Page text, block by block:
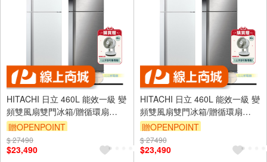
HITACHI 日立 460L 能效一級 變
頻雙風扇雙門冰箱/贈循環扇
RV469-PWH
贈OPENPOINT
$ 27490
$23,490
HITACHI 日立 460L 能效一級 變
頻雙風扇雙門冰箱/贈循環扇
RV469-BSL
贈OPENPOINT
$ 27490
$23,490